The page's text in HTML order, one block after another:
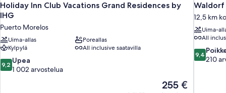
Holiday Inn Club Vacations Grand Residences by
IHG
Puerto Morelos
Uima-allas
Poreallas
Kylpylä
All inclusive saatavilla
9.2
kautta
9,2 Upea
1 002 arvostelua
Hinta
255 €
Waldorf
12,5 km
Uima-
All
9.4
kautta
9,4
210